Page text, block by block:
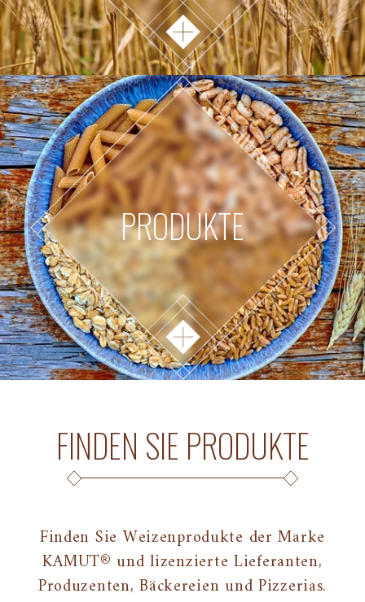
PRODUKTE
FINDEN SIE PRODUKTE
Finden Sie Weizenprodukte der Marke
KAMUT® und lizenzierte Lieferanten,
Produzenten, Bäckereien und Pizzerias.